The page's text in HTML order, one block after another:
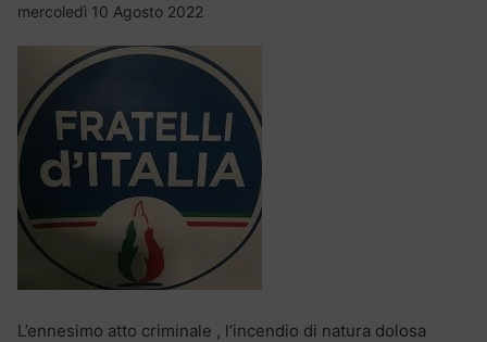
mercoledì 10 Agosto 2022
L’ennesimo atto criminale , l’incendio di natura dolosa